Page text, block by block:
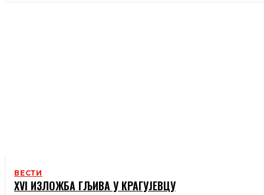
ВЕСТИ
XVI ИЗЛОЖБА ГЉИВА У КРАГУЈЕВЦУ